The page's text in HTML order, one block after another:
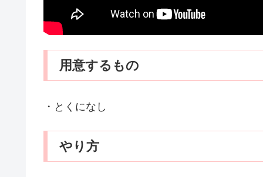
用意するもの
・とくになし
やり方